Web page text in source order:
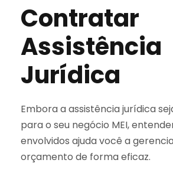
Contratar
Assistência
Jurídica
Embora a assistência jurídica
para o seu negócio MEI,
envolvidos ajuda você a
orçamento de forma eficaz.